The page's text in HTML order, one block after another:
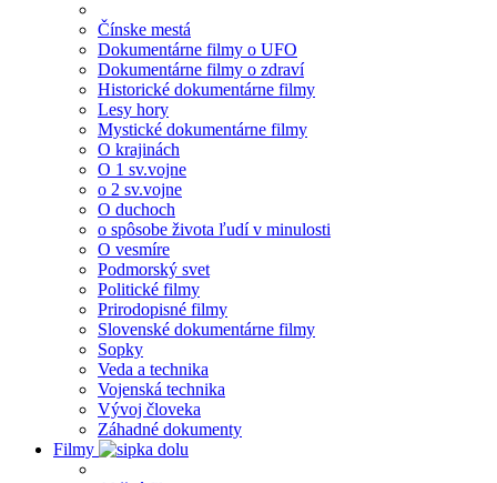
Čínske mestá
Dokumentárne filmy o UFO
Dokumentárne filmy o zdraví
Historické dokumentárne filmy
Lesy hory
Mystické dokumentárne filmy
O krajinách
O 1 sv.vojne
o 2 sv.vojne
O duchoch
o spôsobe života ľudí v minulosti
O vesmíre
Podmorský svet
Politické filmy
Prirodopisné filmy
Slovenské dokumentárne filmy
Sopky
Veda a technika
Vojenská technika
Vývoj človeka
Záhadné dokumenty
Filmy